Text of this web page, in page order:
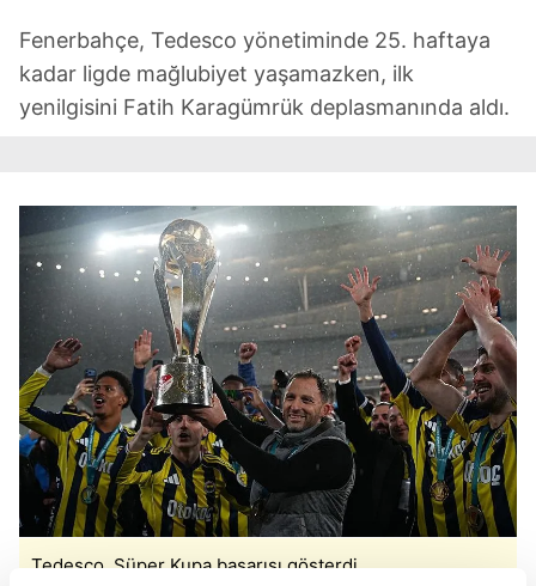
Fenerbahçe, Tedesco yönetiminde 25. haftaya
kadar ligde mağlubiyet yaşamazken, ilk
yenilgisini Fatih Karagümrük deplasmanında aldı.
Tedesco, Süper Kupa başarısı gösterdi.